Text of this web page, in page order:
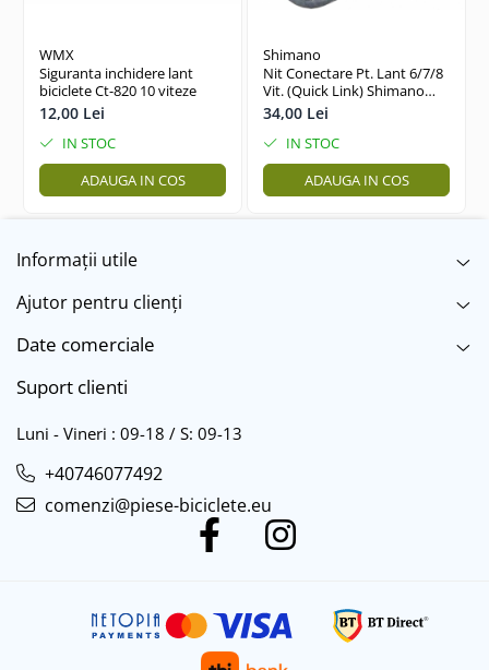
26"
27"-27.5"
Protecții Camere
Vulcanizare
Transmisie & Accesorii
Angrenaje
Apărătoare Lanț
Ax Pedalier
Braț Pedale
WMX
Siguranta inchidere lant
biciclete Ct-820 10 viteze
12,00 Lei
IN STOC
ADAUGA IN COS
Shimano
Nit Conectare Pt. Lant 6/7/8
Vit. (Quick Link) Shimano
Sm-Ug51, 2 Perechi Pt. 2
Lanturi, Ambalat Ind.
34,00 Lei
IN STOC
ADAUGA IN COS
Informații utile
Ajutor pentru clienți
Date comerciale
Suport clienti
Luni - Vineri : 09-18 / S: 09-13
+40746077492
comenzi@piese-biciclete.eu